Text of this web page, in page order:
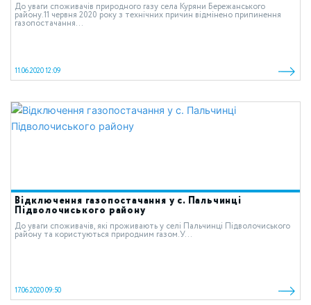
До уваги споживачів природного газу села Куряни Бережанського
району.11 червня 2020 року з технічних причин відмінено припинення
газопостачання...
11.06.2020 12:09
Відключення газопостачання у с. Пальчинці
Підволочиського району
До уваги споживачів, які проживають у cелі Пальчинці Підволочиського
району та користуються природним газом.У...
17.06.2020 09:50